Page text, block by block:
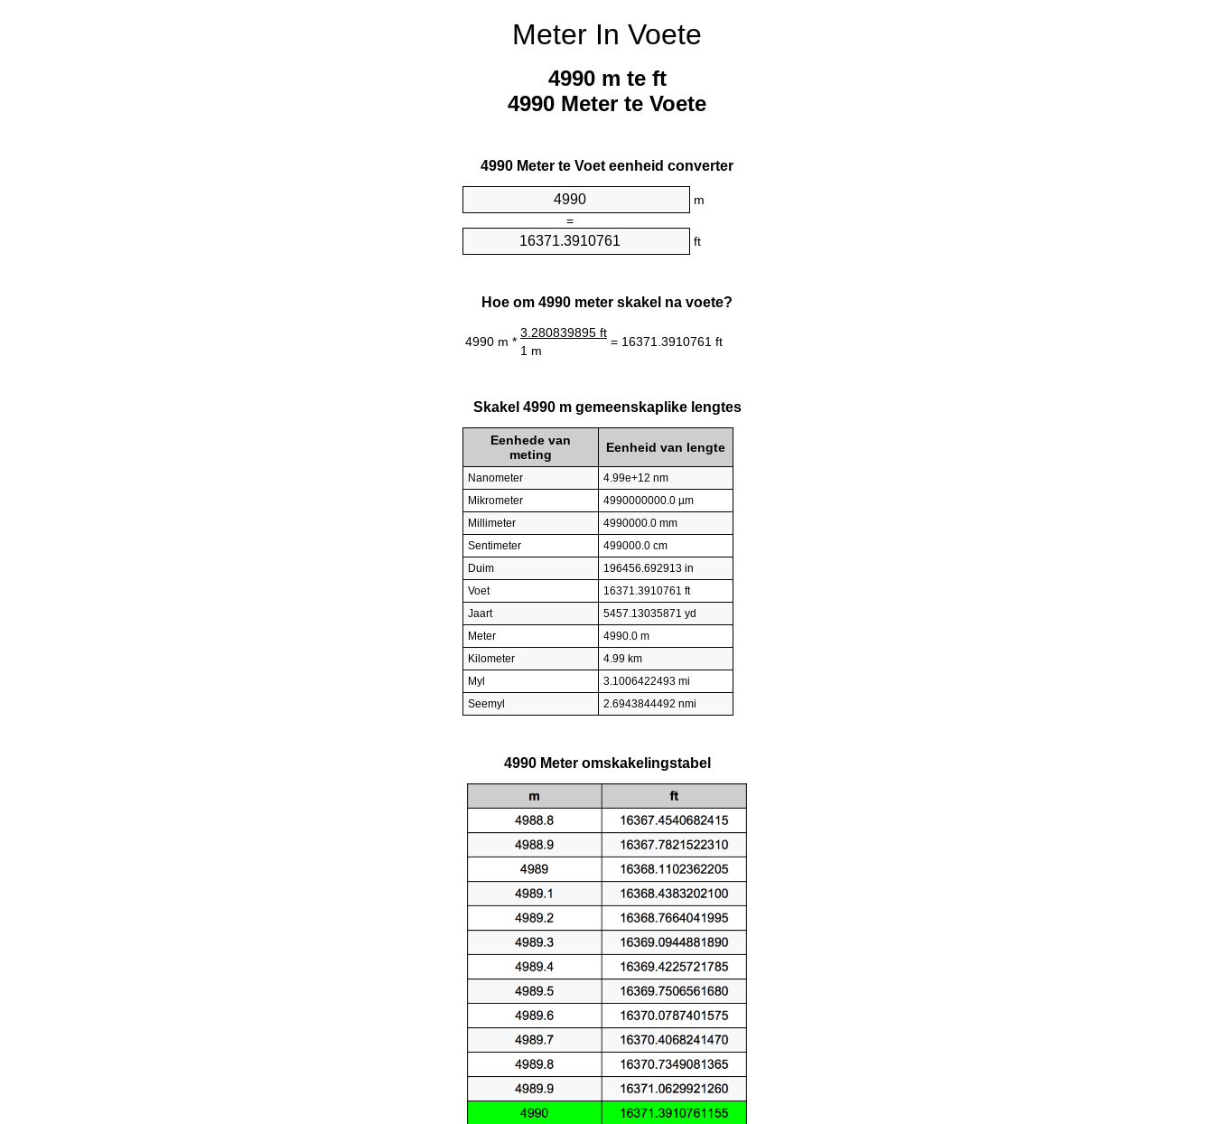
Meter In Voete
4990 m te ft
4990 Meter te Voete
4990 Meter te Voet eenheid converter
m
=
ft
Hoe om 4990 meter skakel na voete?
4990 m *
3.280839895 ft
= 16371.3910761 ft
1 m
Skakel 4990 m gemeenskaplike lengtes
Eenhede van
meting
Eenheid van lengte
Nanometer
4.99e+12 nm
Mikrometer
4990000000.0 µm
Millimeter
4990000.0 mm
Sentimeter
499000.0 cm
Duim
196456.692913 in
Voet
16371.3910761 ft
Jaart
5457.13035871 yd
Meter
4990.0 m
Kilometer
4.99 km
Myl
3.1006422493 mi
Seemyl
2.6943844492 nmi
4990 Meter omskakelingstabel